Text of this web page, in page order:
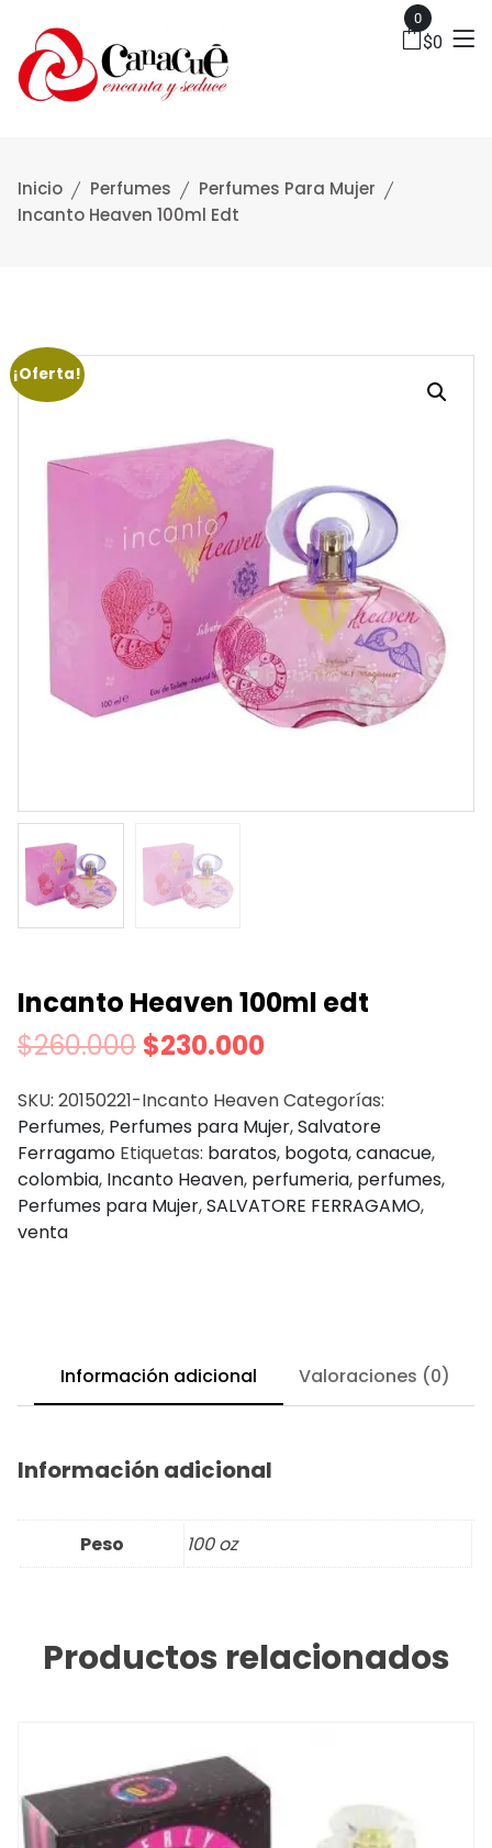
0
$0
Inicio Perfumes
Perfumes Para Mujer
Incanto Heaven 100ml Edt
¡Oferta!
Incanto Heaven 100ml edt
$260.000 $230.000
SKU: 20150221-Incanto HeavenCategorías:
Perfumes, Perfumes para Mujer,Salvatore
Ferragamo Etiquetas: baratos, bogota,canacue,
colombia, Incanto Heaven, perfumeria, perfumes,
Perfumes para Mujer,SALVATORE FERRAGAMO,
venta
Información adicional Valoraciones (0)
Información adicional
Peso 100 oz
Productos relacionados